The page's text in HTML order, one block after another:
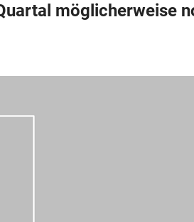
möglicherweise